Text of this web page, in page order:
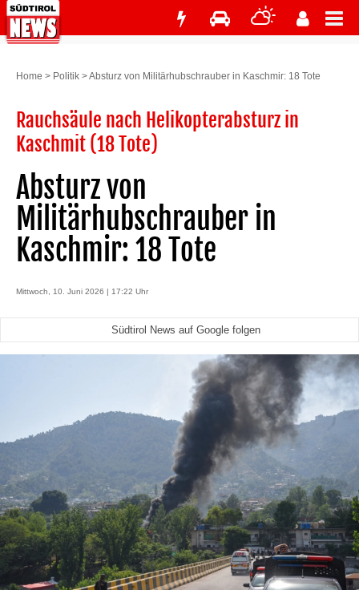
Home > Politik >Absturz von Militärhubschrauber in Kaschmir: 18 Tote
Rauchsäule nach Helikopterabsturz in
Kaschmit (18 Tote)
Absturz von
Militärhubschrauber in
Kaschmir: 18 Tote
Mittwoch, 10. Juni 2026 | 17:22 Uhr
Südtirol News auf Google folgen